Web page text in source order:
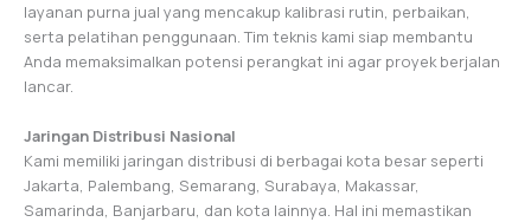
layanan purna jual yang mencakup kalibrasi rutin, perbaikan,
serta pelatihan penggunaan. Tim teknis kami siap membantu
Anda memaksimalkan potensi perangkat ini agar proyek berjalan
lancar.
Jaringan Distribusi Nasional
Kami memiliki jaringan distribusi di berbagai kota besar seperti
Jakarta, Palembang, Semarang, Surabaya, Makassar,
Samarinda, Banjarbaru, dan kota lainnya. Hal ini memastikan